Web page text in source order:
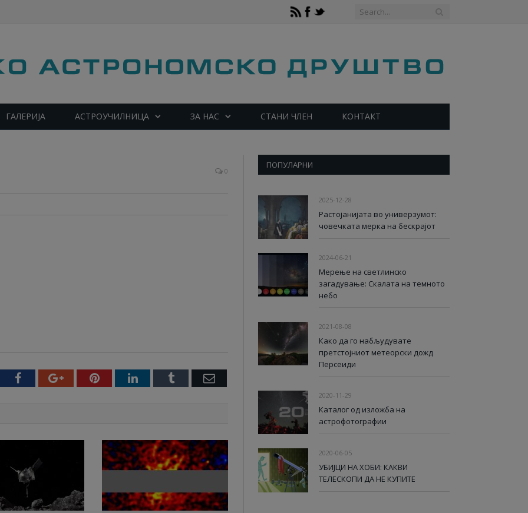
ГАЛЕРИЈА АСТРОУЧИЛНИЦА ЗА НАС СТАНИ ЧЛЕН
КОНТАКТ
0
FacebookGoogle+Pinterest
LinkedInTumblrEmail
ПОПУЛАРНИ
2025-12-28
Растојанијата во универзумот:
човечката мерка на бескрајот
2024-06-21
Мерење на светлинско
загадување: Скалата на темното
небо
2021-08-08
Како да го набљудувате
претстојниот метеорски дожд
Персеиди
2020-11-29
Каталог од изложба на
астрофотографии
2020-06-05
УБИЈЦИ НА ХОБИ: КАКВИ
ТЕЛЕСКОПИ ДА НЕ КУПИТЕ